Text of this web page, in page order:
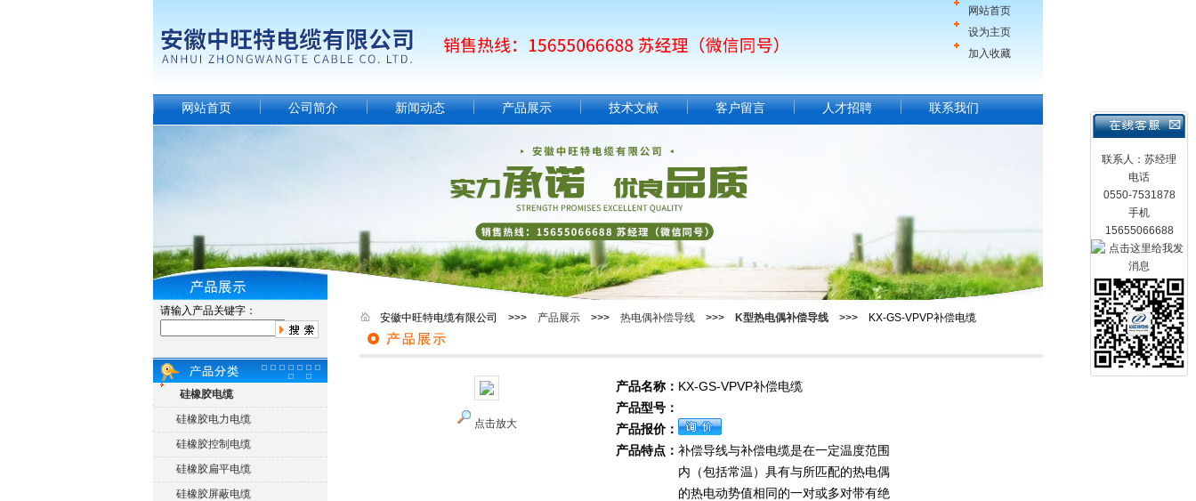
网站首页
设为主页
加入收藏
联系人：苏经理
电话
0550-7531878
手机
15655066688
网站首页 公司简介 新闻动态 产品展示 技术文献 客户留言 人才招聘 联系我们
请输入产品关键字：
硅橡胶电缆
硅橡胶电力电缆
硅橡胶控制电缆
硅橡胶扁平电缆
硅橡胶屏蔽电缆
安徽中旺特电缆有限公司 >>> 产品展示 >>> 热电偶补偿导线 >>> K型热电偶补偿导线 >>> KX-GS-VPVP补偿电缆
点击放大
产品名称： KX-GS-VPVP补偿电缆
产品型号：
产品报价：
产品特点： 补偿导线与补偿电缆是在一定温度范围
内（包括常温）具有与所匹配的热电偶
的热电动势值相同的一对或多对带有绝